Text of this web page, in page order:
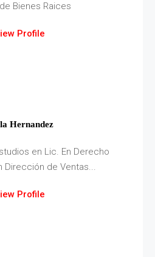
Bienes Raices
Profile
Hernandez
en Lic. En Derecho
Dirección de Ventas...
Profile